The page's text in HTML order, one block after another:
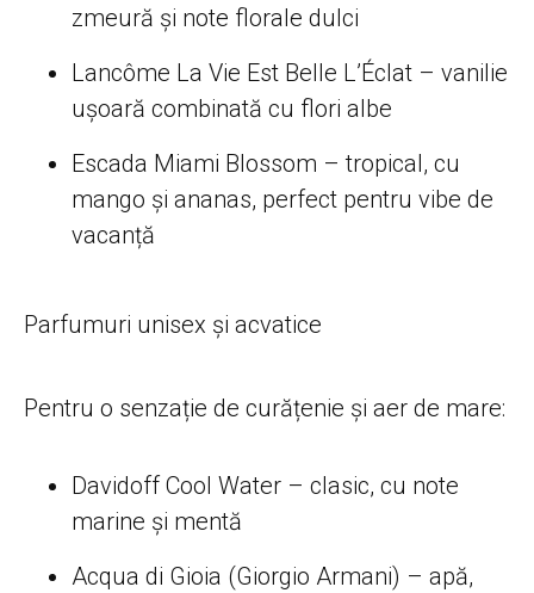
zmeură și note florale dulci
Lancôme La Vie Est Belle L’Éclat – vanilie
ușoară combinată cu flori albe
Escada Miami Blossom – tropical, cu
mango și ananas, perfect pentru vibe de
vacanță
Parfumuri unisex și acvatice
Pentru o senzație de curățenie și aer de mare:
Davidoff Cool Water – clasic, cu note
marine și mentă
Acqua di Gioia (Giorgio Armani) – apă,